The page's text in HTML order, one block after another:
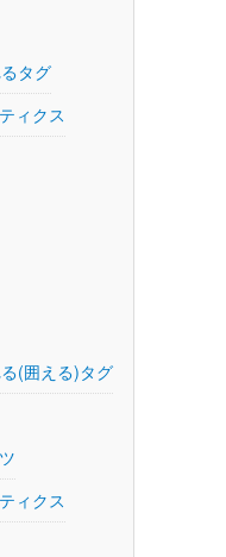
タグ
ィクス
(囲える)タグ
ィクス